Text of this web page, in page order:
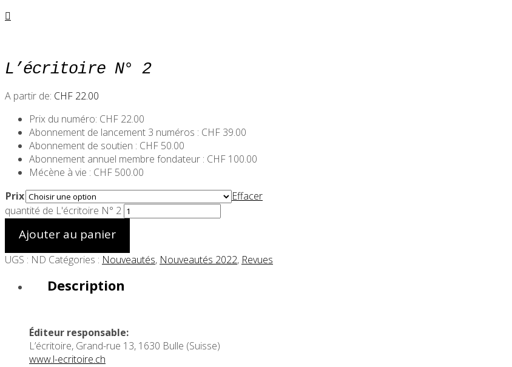
L’écritoire N° 2
A partir de: CHF 22.00
Prix du numéro: CHF 22.00
Abonnement de lancement 3 numéros : CHF 39.00
Abonnement de soutien : CHF 50.00
Abonnement annuel membre fondateur : CHF 100.00
Mécène à vie : CHF 500.00
Prix
Effacer
quantité de L'écritoire N° 2
Ajouter au panier
UGS : ND Catégories : Nouveautés, Nouveautés 2022, Revues
Description
Éditeur responsable:
L’écritoire, Grand-rue 13, 1630 Bulle (Suisse)
www.l-ecritoire.ch